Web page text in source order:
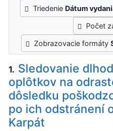
Triedenie Dátum
Počet
Zobrazovacie formáty
1. Sledovanie
oplôtkov na
dôsledku
po ich odstránení
Karpát